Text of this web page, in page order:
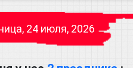
24 июля, 2026